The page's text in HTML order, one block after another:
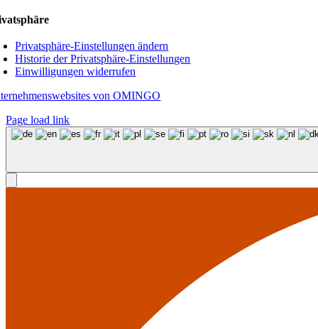
Privatsphäre-Einstellungen ändern
Historie der Privatsphäre-Einstellungen
Einwilligungen widerrufen
von OMINGO
Page load link